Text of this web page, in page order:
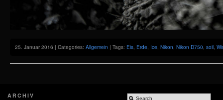
25. Januar 2016 | Categories: Allgemein | Tags: Eis, Erde, Ice, Nikon, Nikon D750, soil,
ARCHIV